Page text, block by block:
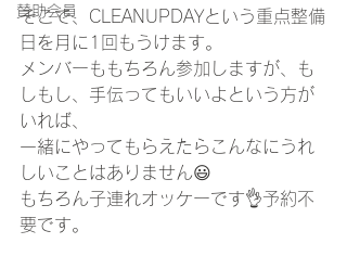
賛助会員
そこで、CLEANUPDAYという重点整備
日を月に1回もうけます。
メンバーももちろん参加しますが、も
しもし、手伝ってもいいよという方が
いれば、
一緒にやってもらえたらこんなにうれ
しいことはありません😃
もちろん子連れオッケーです👌予約不
要です。